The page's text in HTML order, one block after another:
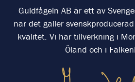
Guldfågeln AB är ett av
när det gäller
kvalitet. Vi har tillverkning i
Öland och i